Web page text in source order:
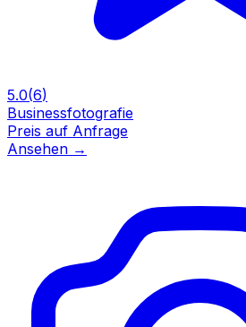
5.0(6)
Businessfotografie
Preis auf Anfrage
Ansehen →